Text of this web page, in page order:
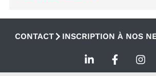
CONTACT INSCRIPTION À NOS